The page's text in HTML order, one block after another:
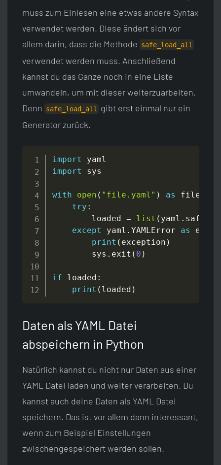
muss zum Einlesen eine etwas andere Syntax
verwendet werden. Diese ändert sich vor
allem darin, dass die Methode safe_load_all
verwendet werden muss. Anschließend
kannst du das Ganze noch in eine Liste
umwandeln, um mit dieser weiterzuarbeiten.
Denn safe_load_all
gibt erst einmal nur ein
Generator zurück.
import
import sys
with open ( "file.yaml" ) as
try :
        loaded
= list ( yaml .
except yaml . YAMLError as
print ( exception )
        sys
. exit ( 0 )
if loaded :
print ( loaded )
Daten als YAML Datei
abspeichern in Python
Natürlich kannst du nicht nur Daten aus einer
YAML Datei laden und weiter verarbeiten. Du
kannst auch deine Daten als YAML Datei
speichern. Das ist vor allem dann interessant,
wenn zum Beispiel Einstellungen
zwischengespeichert werden sollen.